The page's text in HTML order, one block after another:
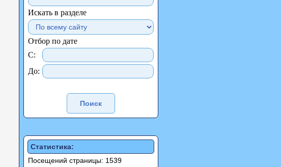
Искать в разделе
Отбор по дате
С:
До:
Статистика:
Посещений страницы: 1539